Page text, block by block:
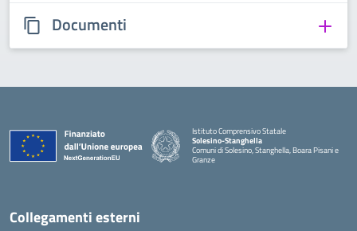
Documenti
Istituto Comprensivo Statale
Solesino-Stanghella
Comuni di Solesino, Stanghella, Boara Pisani e
Granze
Collegamenti esterni